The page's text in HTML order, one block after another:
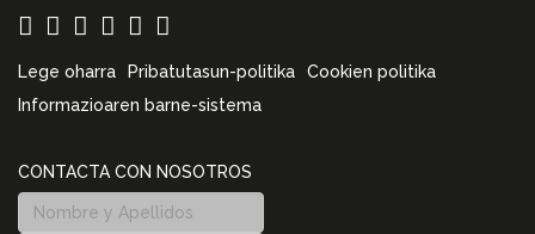
Lege oharra Pribatutasun-politika
Cookien politika
Informazioaren barne-sistema
CONTACTA CON NOSOTROS